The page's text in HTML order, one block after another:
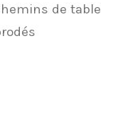
de table